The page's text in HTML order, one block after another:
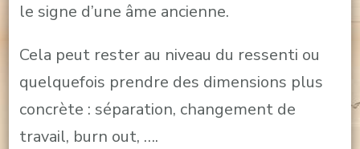
le signe d’une âme ancienne.
Cela peut rester au niveau du ressenti ou
quelquefois prendre des dimensions plus
concrète : séparation, changement de
travail, burn out, ….